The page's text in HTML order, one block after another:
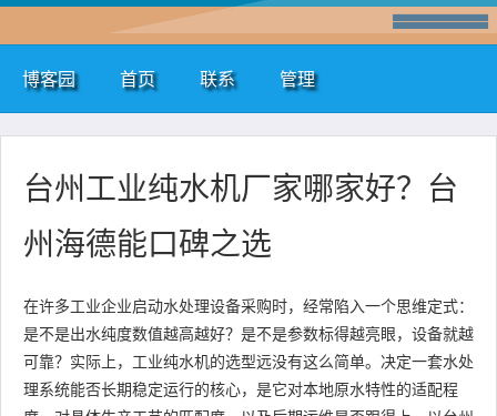
博客园 首页 联系 管理
台州工业纯水机厂家哪家好？台
州海德能口碑之选
在许多工业企业启动水处理设备采购时，经常陷入一个思维定式：
是不是出水纯度数值越高越好？是不是参数标得越亮眼，设备就越
可靠？实际上，工业纯水机的选型远没有这么简单。决定一套水处
理系统能否长期稳定运行的核心，是它对本地原水特性的适配程